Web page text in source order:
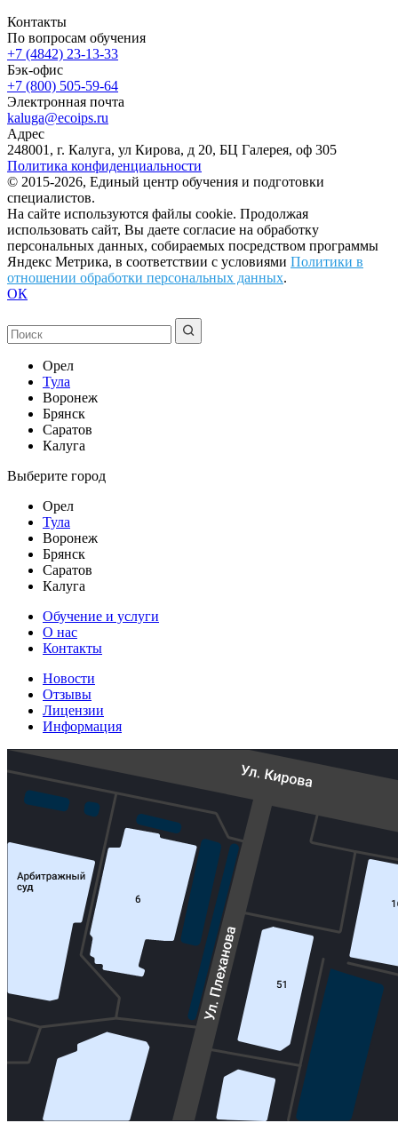
Контакты
По вопросам обучения
+7 (4842) 23-13-33
Бэк-офис
+7 (800) 505-59-64
Электронная почта
kaluga@ecoips.ru
Адрес
248001, г. Калуга, ул Кирова, д 20, БЦ Галерея, оф 305
Политика конфиденциальности
© 2015-2026, Единый центр обучения и подготовки
специалистов.
На сайте используются файлы cookie. Продолжая
использовать сайт, Вы даете согласие на обработку
персональных данных, собираемых посредством программы
Яндекс Метрика, в соответствии с условиями Политики в
отношении обработки персональных данных.
ОК
Орел
Тула
Воронеж
Брянск
Саратов
Калуга
Выберите город
Орел
Тула
Воронеж
Брянск
Саратов
Калуга
Обучение и услуги
О нас
Контакты
Новости
Отзывы
Лицензии
Информация